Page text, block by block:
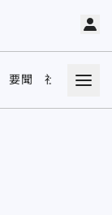
要聞 社會 娛樂